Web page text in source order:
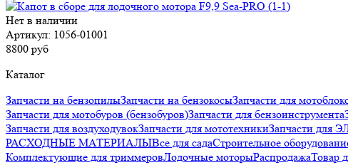
Нет в наличии
Артикул: 1056-01001
8800 руб
Каталог
Запчасти на бензопилыЗапчасти на бензокосыЗапчасти для
Запчасти для мотобуров (бензобуров)Запчасти для бензоинструмента
Запчасти для воздуходувокЗапчасти для мототехникиЗапчасти
РАСХОДНЫЕ МАТЕРИАЛЫВсе для садаСтроительное
Комплектующие для триммеровЛодочные моторыРаспродажаТовар